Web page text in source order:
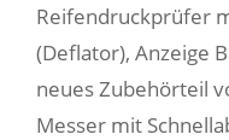
Reifendruckprüfer
(Deflator), Anzeige
neues Zubehörteil
Messer mit